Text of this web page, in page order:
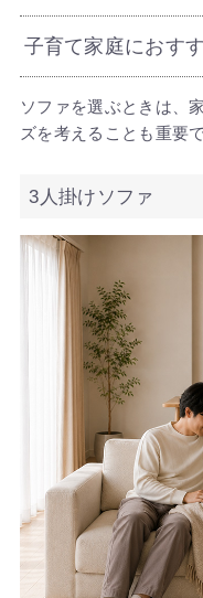
子育て家庭におす
ソファを選ぶときは、
ズを考えることも重要で
3人掛けソファ